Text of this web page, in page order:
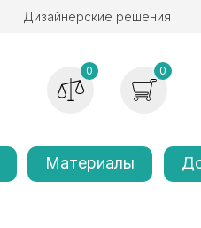
Дизайнерские решения
0 0
Материалы